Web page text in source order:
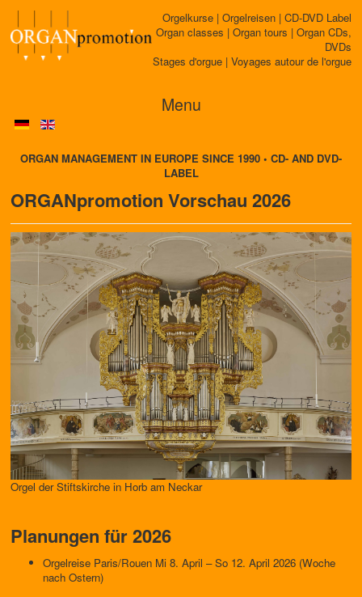
Orgelkurse | Orgelreisen | CD-DVD Label
Organ classes | Organ tours | Organ CDs,
DVDs
Stages d'orgue | Voyages autour de l'orgue
Menu
ORGAN MANAGEMENT IN EUROPE SINCE 1990 • CD- AND DVD-
LABEL
ORGANpromotion Vorschau 2026
Orgel der Stiftskirche in Horb am Neckar
Planungen für 2026
Orgelreise Paris/Rouen Mi 8. April – So 12. April 2026 (Woche
nach Ostern)